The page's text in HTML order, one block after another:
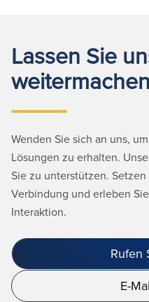
Lassen Sie
weitermachen
Wenden Sie sich an uns,
Lösungen zu erhalten.
Sie zu unterstützen.
Verbindung und erleben
Interaktion.
Rufen
E-